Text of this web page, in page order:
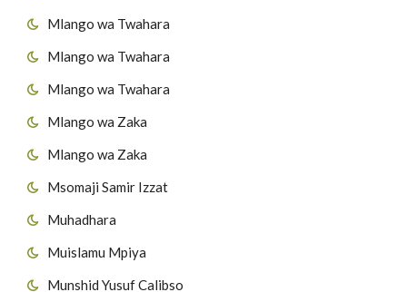
Mlango wa Twahara
Mlango wa Twahara
Mlango wa Twahara
Mlango wa Zaka
Mlango wa Zaka
Msomaji Samir Izzat
Muhadhara
Muislamu Mpiya
Munshid Yusuf Calibso